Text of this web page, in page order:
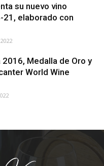
su nuevo vino
21, elaborado con
Medalla de Oro y
World Wine